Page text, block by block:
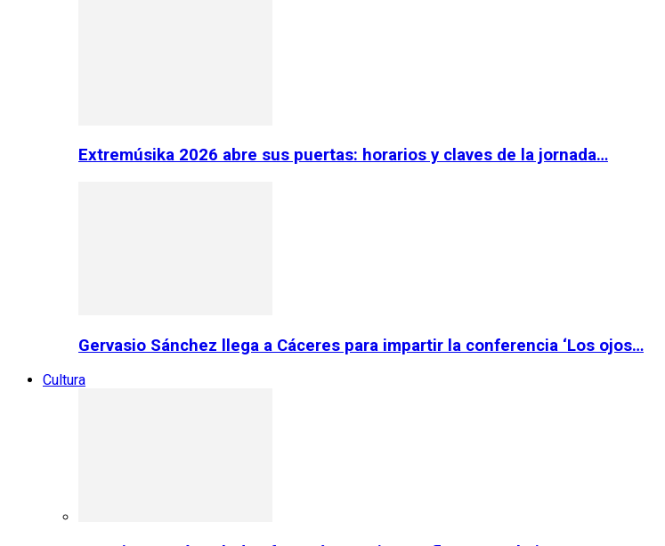
Extremúsika 2026 abre sus puertas: horarios y claves de la jornada…
Gervasio Sánchez llega a Cáceres para impartir la conferencia ‘Los ojos…
Cultura